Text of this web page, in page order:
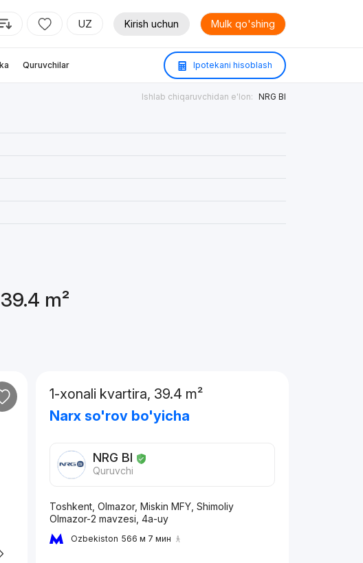
UZ Kirish uchun Mulk qo'shing
Quruvchilar Ipotekani hisoblash
Ishlab chiqaruvchidan e'lon: NRG BI
m²
1-xonali kvartira, 39.4 m²
Narx so'rov bo'yicha
NRG BI
Quruvchi
Toshkent, Olmazor, Miskin MFY, Shimoliy
Olmazor-2 mavzesi, 4a-uy
Ozbekiston 566 м 7 мин